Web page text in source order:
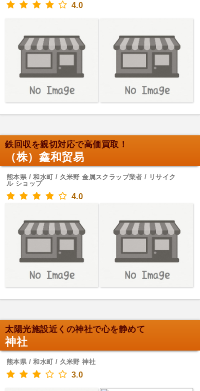
4.0
鉄回収を親切対応で高価買取！
（株）鑫和贸易
熊本県 / 和水町 / 久米野 金属スクラップ業者 / リサイク
ル ショップ
4.0
太陽光施設近くの神社で心を静めて
神社
熊本県 / 和水町 / 久米野 神社
3.0